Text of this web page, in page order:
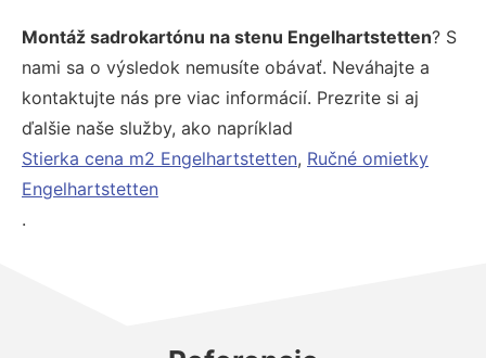
Montáž sadrokartónu na stenu Engelhartstetten? S
nami sa o výsledok nemusíte obávať. Neváhajte a
kontaktujte nás pre viac informácií. Prezrite si aj
ďalšie naše služby, ako napríklad
Stierka cena m2 Engelhartstetten, Ručné omietky
Engelhartstetten
.